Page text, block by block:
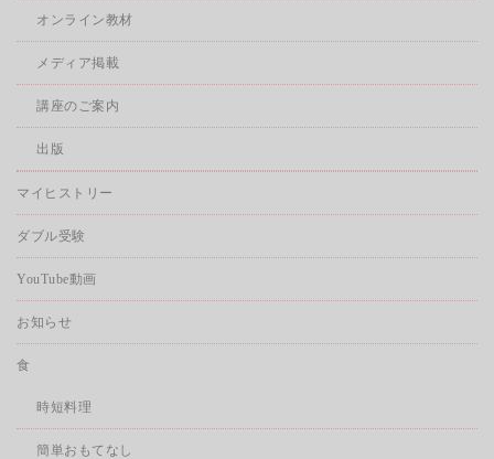
オンライン教材
メディア掲載
講座のご案内
出版
マイヒストリー
ダブル受験
YouTube動画
お知らせ
食
時短料理
簡単おもてなし